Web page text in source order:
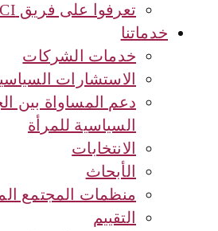
تعرفوا على فريق BCI
خدماتنا
خدمات الشركات
الاستشارات
دعم المساواة بين
السياسية للمرأة
الانتخابات
الأبحاث
منظمات المجتمع
التقييم